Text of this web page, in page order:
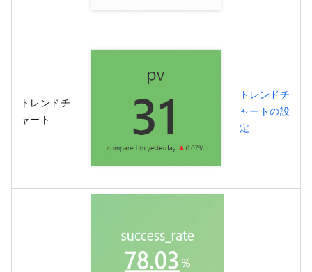
トレンドチ
ャート
トレンドチ
ャートの設
定